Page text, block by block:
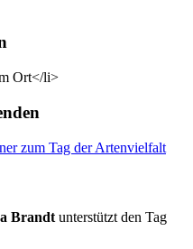
Ort</li>
zum Tag der Artenvielfalt
Brandt unterstützt den Tag